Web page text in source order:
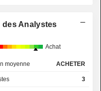
Analystes
Achat
moyenne ACHETER
3